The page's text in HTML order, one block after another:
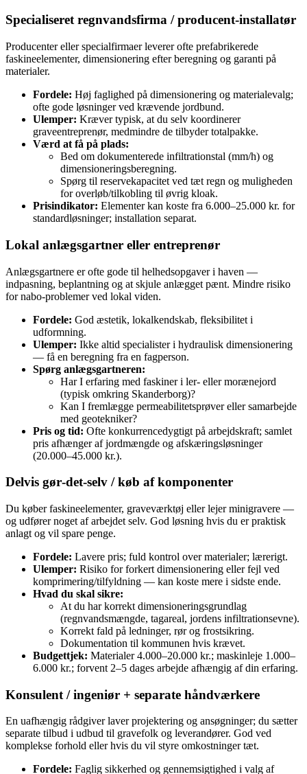
Specialiseret regnvandsfirma / producent-installatør
Producenter eller specialfirmaer leverer ofte prefabrikerede
faskineelementer, dimensionering efter beregning og garanti på
materialer.
Fordele: Høj faglighed på dimensionering og materialevalg;
ofte gode løsninger ved krævende jordbund.
Ulemper: Kræver typisk, at du selv koordinerer
graveentreprenør, medmindre de tilbyder totalpakke.
Værd at få på plads:
Bed om dokumenterede infiltrationstal (mm/h) og
dimensioneringsberegning.
Spørg til reservekapacitet ved tæt regn og muligheden
for overløb/tilkobling til øvrig kloak.
Prisindikator: Elementer kan koste fra 6.000–25.000 kr. for
standardløsninger; installation separat.
Lokal anlægsgartner eller entreprenør
Anlægsgartnere er ofte gode til helhedsopgaver i haven —
indpasning, beplantning og at skjule anlægget pænt. Mindre risiko
for nabo-problemer ved lokal viden.
Fordele: God æstetik, lokalkendskab, fleksibilitet i
udformning.
Ulemper: Ikke altid specialister i hydraulisk dimensionering
— få en beregning fra en fagperson.
Spørg anlægsgartneren:
Har I erfaring med faskiner i ler- eller morænejord
(typisk omkring Skanderborg)?
Kan I fremlægge permeabilitetsprøver eller samarbejde
med geotekniker?
Pris og tid: Ofte konkurrencedygtigt på arbejdskraft; samlet
pris afhænger af jordmængde og afskæringsløsninger
(20.000–45.000 kr.).
Delvis gør‑det‑selv / køb af komponenter
Du køber faskineelementer, graveværktøj eller lejer minigravere —
og udfører noget af arbejdet selv. God løsning hvis du er praktisk
anlagt og vil spare penge.
Fordele: Lavere pris; fuld kontrol over materialer; lærerigt.
Ulemper: Risiko for forkert dimensionering eller fejl ved
komprimering/tilfyldning — kan koste mere i sidste ende.
Hvad du skal sikre:
At du har korrekt dimensioneringsgrundlag
(regnvandsmængde, tagareal, jordens infiltrationsevne).
Korrekt fald på ledninger, rør og frost­sikring.
Dokumentation til kommunen hvis krævet.
Budgettjek: Materialer 4.000–20.000 kr.; maskinleje 1.000–
6.000 kr.; forvent 2–5 dages arbejde afhængig af din erfaring.
Konsulent / ingeniør + separate håndværkere
En uafhængig rådgiver laver projektering og ansøgninger; du sætter
separate tilbud i udbud til gravefolk og leverandører. God ved
komplekse forhold eller hvis du vil styre omkostninger tæt.
Fordele: Faglig sikkerhed og gennemsigtighed i valg af